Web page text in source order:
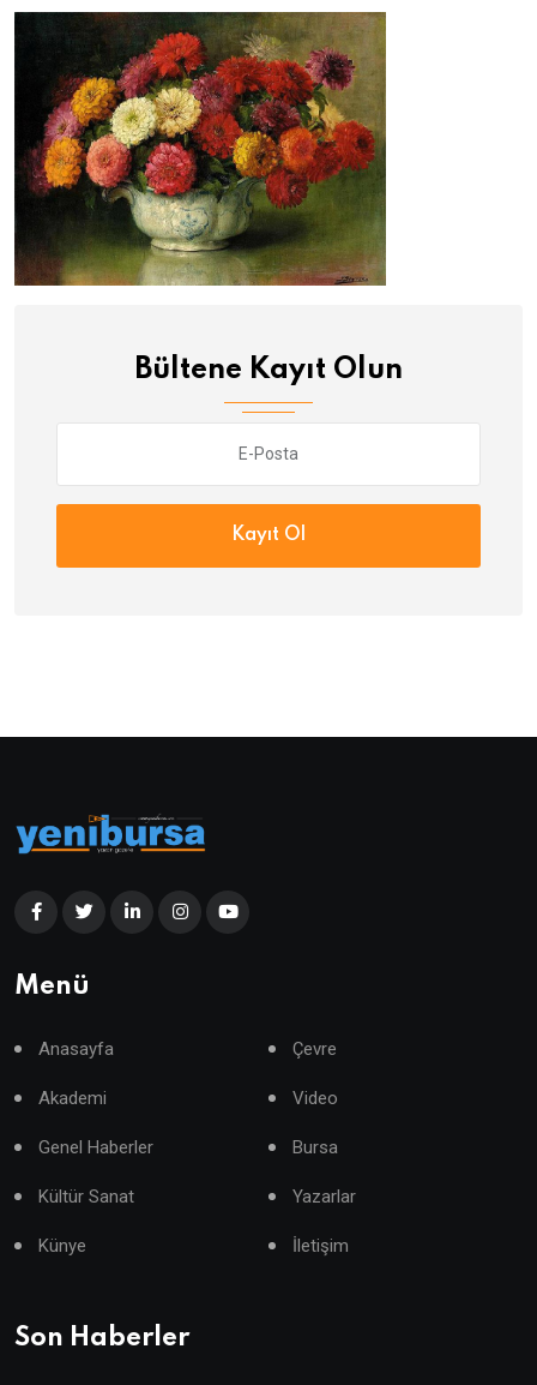
Bültene Kayıt Olun
Kayıt Ol
Menü
Anasayfa Çevre
Akademi Video
Genel Haberler Bursa
Kültür Sanat Yazarlar
Künye İletişim
Son Haberler